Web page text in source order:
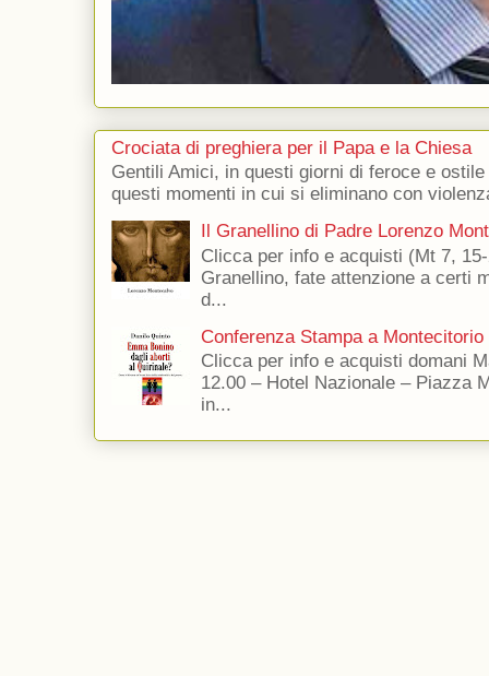
Crociata di preghiera per il Papa e la Chiesa
Gentili Amici, in questi giorni di feroce e
questi momenti in cui si eliminano con
Il Granellino di Padre Lorenzo
Clicca per info e acquisti (Mt 7,
Granellino, fate attenzione a certi
d...
Conferenza Stampa a Montecitorio
Clicca per info e acquisti domani
12.00 – Hotel Nazionale – Piazza
in...